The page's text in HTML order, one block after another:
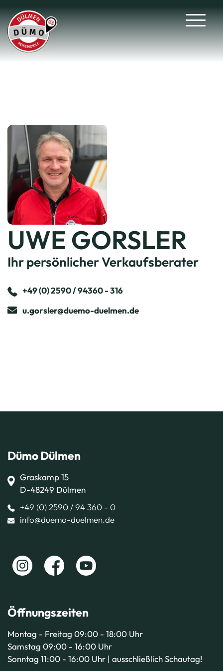
UWE GORSLER
Ihr persönlicher Verkaufsberater
+49 (0) 2590 / 94360 - 316
u.gorsler@duemo-duelmen.de
Dümo Dülmen
Graskamp 15
D-48249 Dülmen
+49 (0) 2590 / 94 360 - 0
info@duemo-duelmen.de
Öffnungszeiten
Montag - Freitag 09:00 - 18:00 Uhr
Samstag 09:00 - 16:00 Uhr
Sonntag 11:00 - 16:00 Uhr | ausschließlich Schautag!